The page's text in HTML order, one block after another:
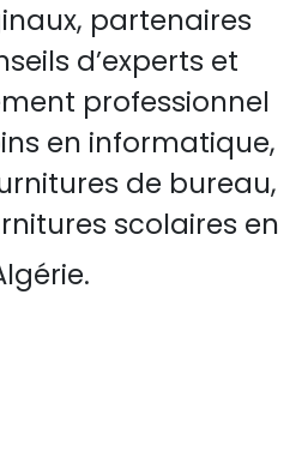
partenaires
d’experts et
professionnel
en informatique,
de bureau,
scolaires en